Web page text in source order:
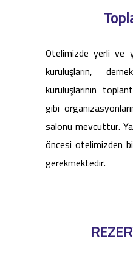
Otelimizde yerli ve
kuruluşların,
kuruluşlarının
gibi
salonu mevcuttur.
öncesi otelimizden
gerekmektedir.